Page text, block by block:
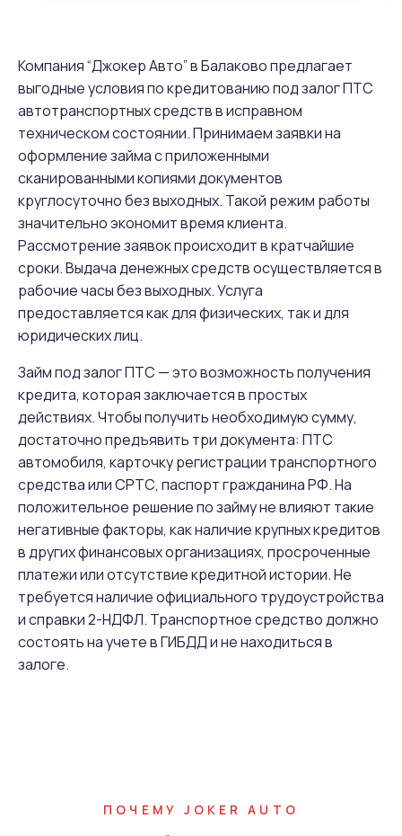
Компания “Джокер Авто” в Балаково предлагает
выгодные условия по кредитованию под залог ПТС
автотранспортных средств в исправном
техническом состоянии. Принимаем заявки на
оформление займа с приложенными
сканированными копиями документов
круглосуточно без выходных. Такой режим работы
значительно экономит время клиента.
Рассмотрение заявок происходит в кратчайшие
сроки. Выдача денежных средств осуществляется в
рабочие часы без выходных. Услуга
предоставляется как для физических, так и для
юридических лиц.
Займ под залог ПТС — это возможность получения
кредита, которая заключается в простых
действиях. Чтобы получить необходимую сумму,
достаточно предъявить три документа: ПТС
автомобиля, карточку регистрации транспортного
средства или СРТС, паспорт гражданина РФ. На
положительное решение по займу не влияют такие
негативные факторы, как наличие крупных кредитов
в других финансовых организациях, просроченные
платежи или отсутствие кредитной истории. Не
требуется наличие официального трудоустройства
и справки 2-НДФЛ. Транспортное средство должно
состоять на учете в ГИБДД и не находиться в
залоге.
ПОЧЕМУ JOKER AUTO